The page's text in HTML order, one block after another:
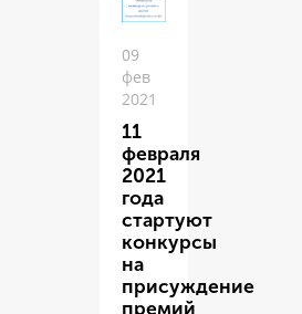
09
фев
2021
11
февраля
2021
года
стартуют
конкурсы
на
присуждение
премий